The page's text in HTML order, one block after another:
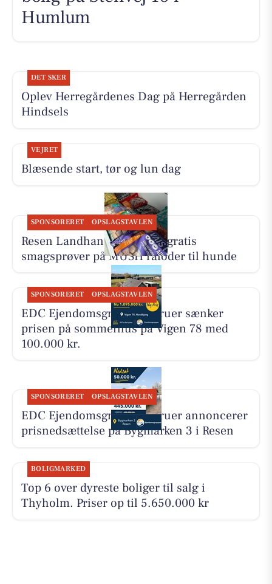
Humlum
DET SKER
Oplev Herregårdenes Dag på Herregården
Hindsels
VEJRET
Blæsende start, tør og lun dag
SPONSORERET OPSLAGSTAVLEN
Resen Landhandel tilbyder gratis
smagsprøver på MUSH råfoder til hunde
SPONSORERET OPSLAGSTAVLEN
EDC Ejen­doms­grup­pen Struer sænker
prisen på sommerhus på Vigen 78 med
100.000 kr.
SPONSORERET OPSLAGSTAVLEN
EDC Ejen­doms­grup­pen Struer annoncerer
prisnedsættelse på Bygmarken 3 i Resen
BOLIGMARKED
Top 6 over dyreste boliger til salg i
Thyholm. Priser op til 5.650.000 kr